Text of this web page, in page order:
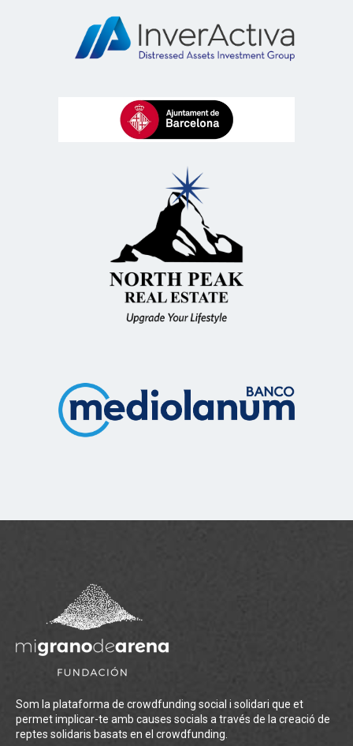
Som la plataforma de crowdfunding social i solidari que et
permet implicar-te amb causes socials a través de la creació de
reptes solidaris basats en el crowdfunding.